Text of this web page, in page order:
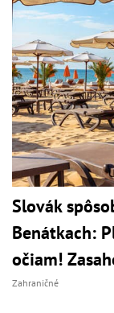
Slovák
Benátkach:
očiam!
Zahraničné